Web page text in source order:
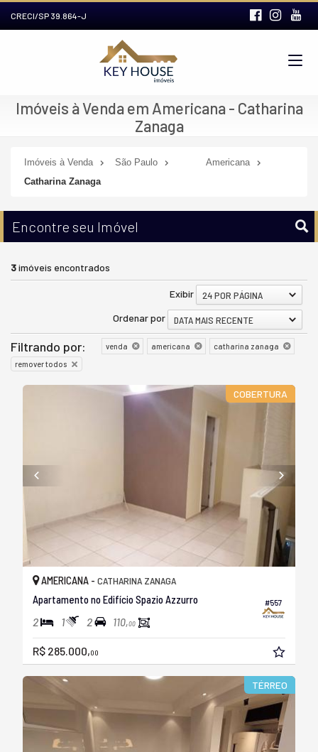
CRECI/SP 39.864-J
Imóveis à Venda em Americana - Catharina
Zanaga
Imóveis à Venda São Paulo
Americana
Catharina Zanaga
Encontre seu Imóvel
3imóveis encontrados
Exibir
24 POR PÁGINA
Ordenar por
DATA MAIS RECENTE
Filtrando por: venda americana
catharina zanaga
remover todos
COBERTURA
#557
AMERICANA - CATHARINA ZANAGA
Apartamento no Edifício Spazio Azzurro
2 1 2 110,00
R$ 285.000,00
TÉRREO